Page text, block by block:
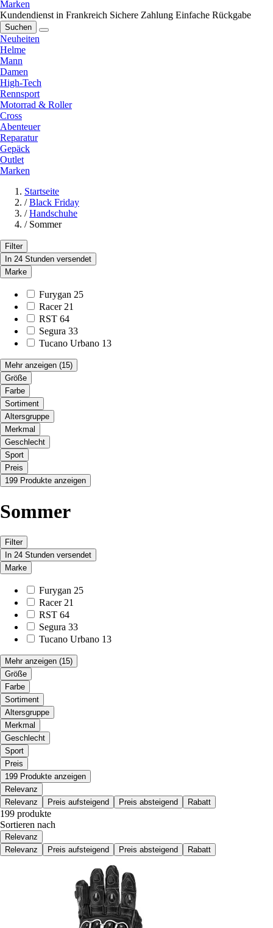
Marken
Kundendienst in Frankreich Sichere Zahlung Einfache Rückgabe
Suchen
Neuheiten
Helme
Mann
Damen
High-Tech
Rennsport
Motorrad & Roller
Cross
Abenteuer
Reparatur
Gepäck
Outlet
Marken
Startseite
/ Black Friday
/ Handschuhe
/ Sommer
Filter
In 24 Stunden versendet
Marke
Furygan 25
Racer 21
RST 64
Segura 33
Tucano Urbano 13
Mehr anzeigen (15)
Größe
Farbe
Sortiment
Altersgruppe
Merkmal
Geschlecht
Sport
Preis
199 Produkte anzeigen
Sommer
Filter
In 24 Stunden versendet
Marke
Furygan 25
Racer 21
RST 64
Segura 33
Tucano Urbano 13
Mehr anzeigen (15)
Größe
Farbe
Sortiment
Altersgruppe
Merkmal
Geschlecht
Sport
Preis
199 Produkte anzeigen
Relevanz
Relevanz
Preis aufsteigend Preis absteigend Rabatt
199 produkte
Sortieren nach
Relevanz
Relevanz
Preis aufsteigend Preis absteigend Rabatt